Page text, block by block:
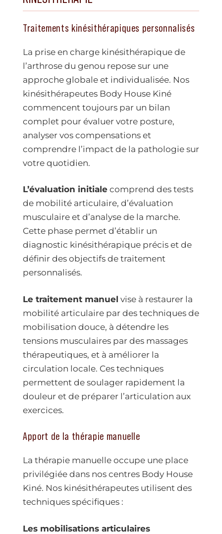
Traitements kinésithérapiques personnalisés
La prise en charge kinésithérapique de
l’arthrose du genou repose sur une
approche globale et individualisée. Nos
kinésithérapeutes Body House Kiné
commencent toujours par un bilan
complet pour évaluer votre posture,
analyser vos compensations et
comprendre l’impact de la pathologie sur
votre quotidien.
L’évaluation initiale comprend des tests
de mobilité articulaire, d’évaluation
musculaire et d’analyse de la marche.
Cette phase permet d’établir un
diagnostic kinésithérapique précis et de
définir des objectifs de traitement
personnalisés.
Le traitement manuel vise à restaurer la
mobilité articulaire par des techniques de
mobilisation douce, à détendre les
tensions musculaires par des massages
thérapeutiques, et à améliorer la
circulation locale. Ces techniques
permettent de soulager rapidement la
douleur et de préparer l’articulation aux
exercices.
Apport de la thérapie manuelle
La thérapie manuelle occupe une place
privilégiée dans nos centres Body House
Kiné. Nos kinésithérapeutes utilisent des
techniques spécifiques :
Les mobilisations articulaires